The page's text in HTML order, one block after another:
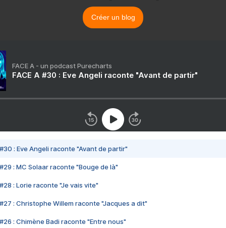
Créer un blog
FACE A - un podcast Purecharts
FACE A #30 : Eve Angeli raconte "Avant de partir"
#30 : Eve Angeli raconte "Avant de partir"
#29 : MC Solaar raconte "Bouge de là"
#28 : Lorie raconte "Je vais vite"
#27 : Christophe Willem raconte "Jacques a dit"
#26 : Chimène Badi raconte "Entre nous"